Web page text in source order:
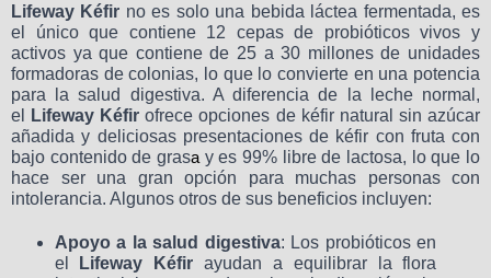
Lifeway Kéfir no es solo una bebida láctea fermentada, es
el único que contiene 12 cepas de probióticos vivos y
activos ya que contiene de 25 a 30 millones de unidades
formadoras de colonias, lo que lo convierte en una potencia
para la salud digestiva. A diferencia de la leche normal,
el
Lifeway Kéfir ofrece opciones de kéfir natural sin azúcar
añadida y deliciosas presentaciones de kéfir con fruta con
bajo contenido de grasa y es 99% libre de lactosa, lo que lo
hace ser una gran opción para muchas personas con
intolerancia. Algunos otros de sus beneficios incluyen:
Apoyo a la salud digestiva: Los probióticos en
el
Lifeway Kéfirayudan a equilibrar la flora